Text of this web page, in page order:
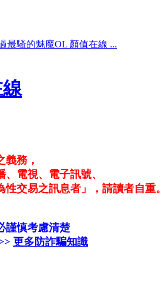
最騷的魅魔OL 顏值在線 ...
務，
電視、電子訊號、
交易之訊息者」，請讀者自重。
謹慎考慮清楚
更多防詐騙知識